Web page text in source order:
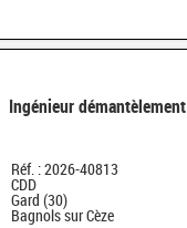
Ingénieur
Réf. : 2026-40813
CDD
Gard (30)
Bagnols sur Cèze